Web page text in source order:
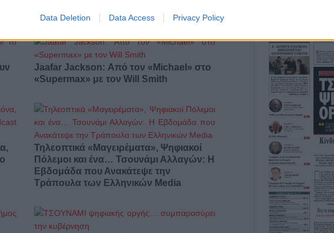
Data Deletion Data Access Privacy Policy
Jaafar Jackson: Από τον «Michael» στο
«Supermax» με τον Will Smith
Τηλεοπτικά «Μαγειρέματα», Ψηφιακοί
Πόλεμοι και ένα… Τσουνάμι Αλλαγών: Η
Εβδομάδα που Ανακάτεψε την
Τράπουλα των Ελληνικών Media